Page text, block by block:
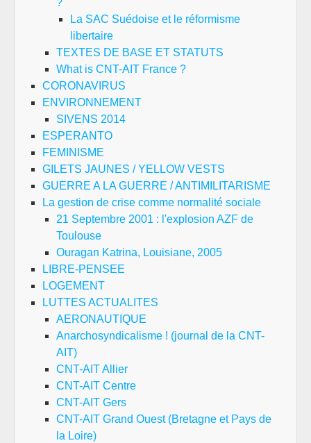
La SAC Suédoise et le réformisme
libertaire
TEXTES DE BASE ET STATUTS
What is CNT-AIT France ?
CORONAVIRUS
ENVIRONNEMENT
SIVENS 2014
ESPERANTO
FEMINISME
GILETS JAUNES / YELLOW VESTS
GUERRE A LA GUERRE / ANTIMILITARISME
La gestion de crise comme normalité sociale
21 Septembre 2001 : l'explosion AZF de
Toulouse
Ouragan Katrina, Louisiane, 2005
LIBRE-PENSEE
LOGEMENT
LUTTES ACTUALITES
AERONAUTIQUE
Anarchosyndicalisme ! (journal de la CNT-
AIT)
CNT-AIT Allier
CNT-AIT Centre
CNT-AIT Gers
CNT-AIT Grand Ouest (Bretagne et Pays de
la Loire)